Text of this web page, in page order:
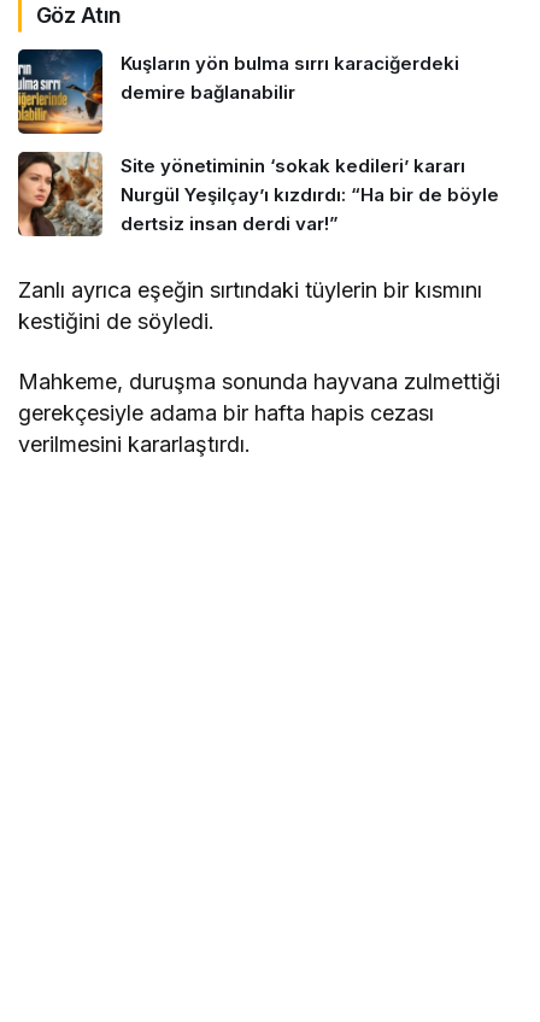
Göz Atın
Kuşların yön bulma sırrı karaciğerdeki
demire bağlanabilir
Site yönetiminin ‘sokak kedileri’ kararı
Nurgül Yeşilçay’ı kızdırdı: “Ha bir de böyle
dertsiz insan derdi var!”
Zanlı ayrıca eşeğin sırtındaki tüylerin bir kısmını
kestiğini de söyledi.
Mahkeme, duruşma sonunda hayvana zulmettiği
gerekçesiyle adama bir hafta hapis cezası
verilmesini kararlaştırdı.